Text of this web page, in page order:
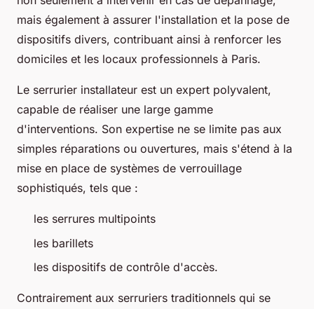
mais également à assurer l'installation et la pose de
dispositifs divers, contribuant ainsi à renforcer les
domiciles et les locaux professionnels à Paris.
Le serrurier installateur est un expert polyvalent,
capable de réaliser une large gamme
d'interventions. Son expertise ne se limite pas aux
simples réparations ou ouvertures, mais s'étend à la
mise en place de systèmes de verrouillage
sophistiqués, tels que :
les serrures multipoints
les barillets
les dispositifs de contrôle d'accès.
Contrairement aux serruriers traditionnels qui se